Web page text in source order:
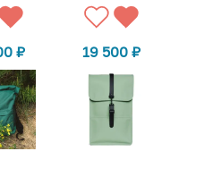
₽ 19 500 ₽